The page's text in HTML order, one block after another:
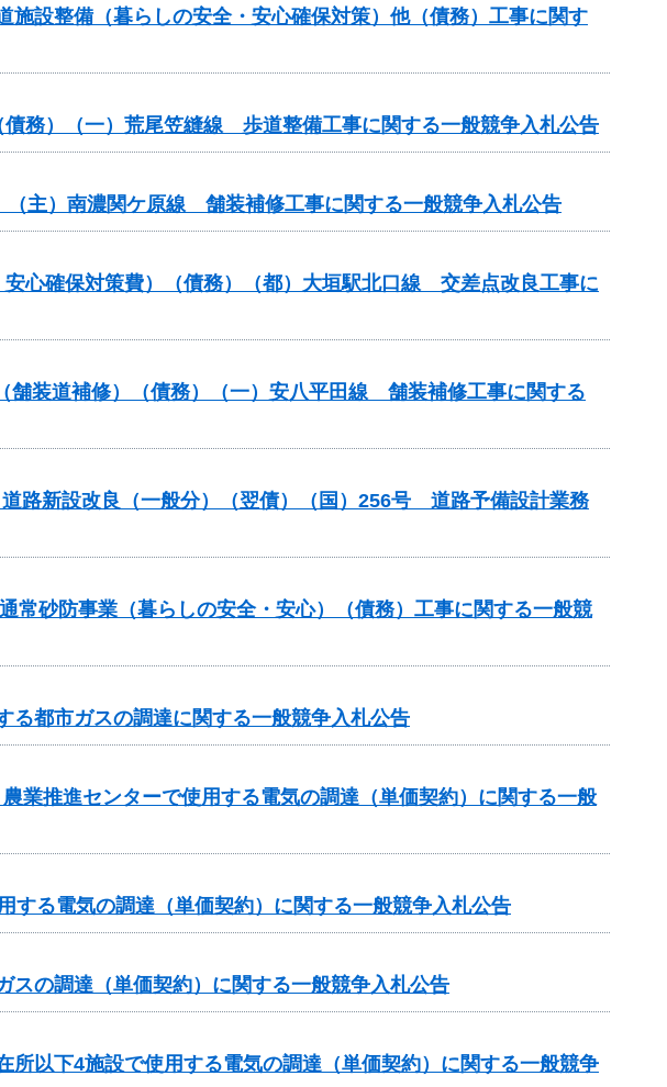
設整備（暮らしの安全・安心確保対策）他（債務）工事に関す
務）（一）荒尾笠縫線 歩道整備工事に関する一般競争入札公告
（主）南濃関ケ原線 舗装補修工事に関する一般競争入札公告
心確保対策費）（債務）（都）大垣駅北口線 交差点改良工事に
舗装道補修）（債務）（一）安八平田線 舗装補修工事に関する
道路新設改良（一般分）（翌債）（国）256号 道路予備設計業務
常砂防事業（暮らしの安全・安心）（債務）工事に関する一般競
都市ガスの調達に関する一般競争入札公告
業推進センターで使用する電気の調達（単価契約）に関する一般
る電気の調達（単価契約）に関する一般競争入札公告
の調達（単価契約）に関する一般競争入札公告
以下4施設で使用する電気の調達（単価契約）に関する一般競争